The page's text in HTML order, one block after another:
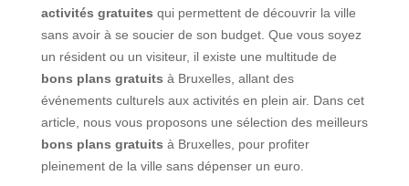
activités gratuites qui permettent de découvrir la ville
sans avoir à se soucier de son budget. Que vous soyez
un résident ou un visiteur, il existe une multitude de
bons plans gratuits à Bruxelles, allant des
événements culturels aux activités en plein air. Dans cet
article, nous vous proposons une sélection des meilleurs
bons plans gratuits à Bruxelles, pour profiter
pleinement de la ville sans dépenser un euro.